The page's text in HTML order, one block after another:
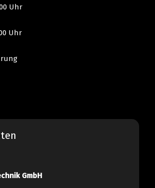
Uhr
Uhr
GmbH